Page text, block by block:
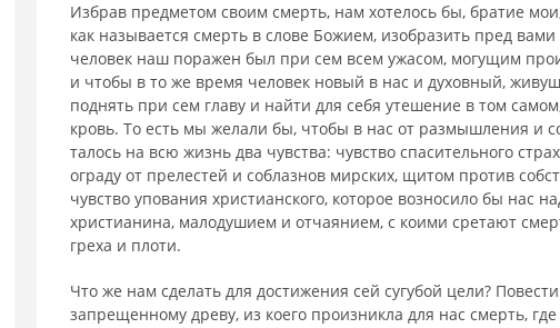
Избрав предметом своим смерть, нам хотелось бы, братие
как называется смерть в слове Божием, изобразить пред
человек наш поражен был при сем всем ужасом, могущим
и чтобы в то же время человек новый в нас и духовный,
поднять при сем главу и найти для себя утешение в том
кровь. То есть мы желали бы, чтобы в нас от размышления и
талось на всю жизнь два чувства: чувство спасительного
ограду от прелестей и соблазнов мирских, щитом против
чувство упования христианского, которое возносило бы нас
христианина, малодушием и отчаянием, с коими сретают
греха и плоти.
Что же нам сделать для достижения сей сугубой цели?
запрещенному древу, из коего произникла для нас смерть,